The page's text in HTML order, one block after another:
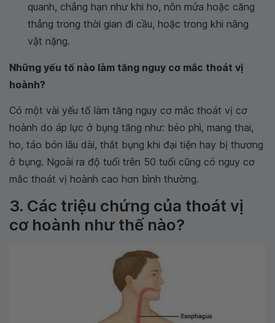
quanh, chẳng hạn như khi ho, nôn mửa hoặc căng
thẳng trong thời gian đi cầu, hoặc trong khi nâng
vật nặng.
Những yếu tố nào làm tăng nguy cơ mắc thoát vị
hoành?
Có một vài yếu tố làm tăng nguy cơ mắc thoát vị cơ
hoành do áp lực ở bụng tăng như: béo phì, mang thai,
ho, táo bón lâu dài, thắt bụng khi đại tiện hay bị thương
ở bụng. Ngoài ra độ tuổi trên 50 tuổi cũng có nguy cơ
mắc thoát vị hoành cao hơn bình thường.
3. Các triệu chứng của thoát vị
cơ hoành như thế nào?